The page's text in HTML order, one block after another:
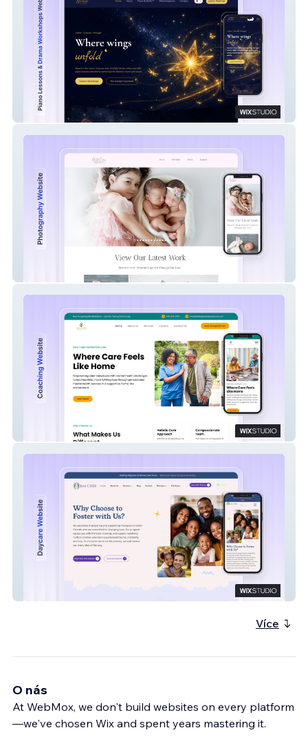
Starlight
Bella Cosa Babies
Bells Hope Residenti
Join CBHS Foster Care
Více
O nás
At WebMox, we don't build websites on every platform
—we've chosen Wix and spent years mastering it.